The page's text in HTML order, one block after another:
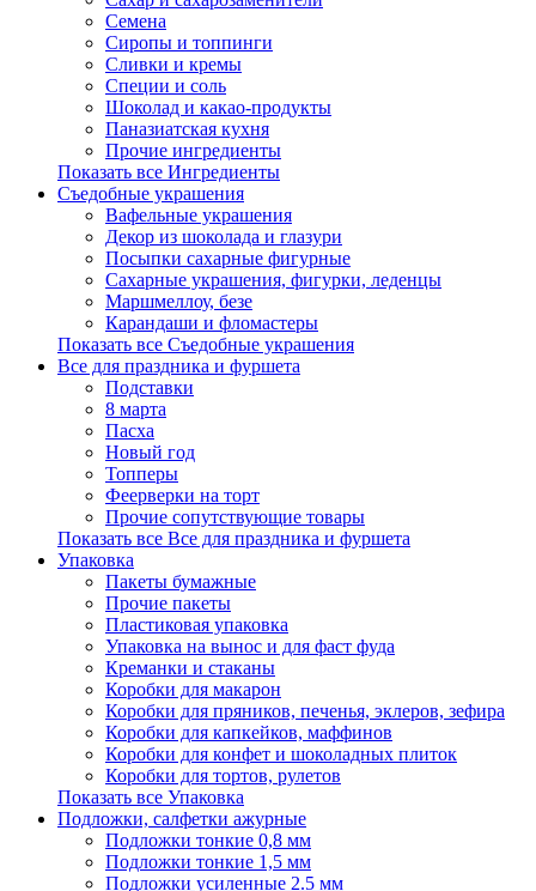
Семена
Сиропы и топпинги
Сливки и кремы
Специи и соль
Шоколад и какао-продукты
Паназиатская кухня
Прочие ингредиенты
Показать все Ингредиенты
Съедобные украшения
Вафельные украшения
Декор из шоколада и глазури
Посыпки сахарные фигурные
Сахарные украшения, фигурки, леденцы
Маршмеллоу, безе
Карандаши и фломастеры
Показать все Съедобные украшения
Все для праздника и фуршета
Подставки
8 марта
Пасха
Новый год
Топперы
Феерверки на торт
Прочие сопутствующие товары
Показать все Все для праздника и фуршета
Упаковка
Пакеты бумажные
Прочие пакеты
Пластиковая упаковка
Упаковка на вынос и для фаст фуда
Креманки и стаканы
Коробки для макарон
Коробки для пряников, печенья, эклеров, зефира
Коробки для капкейков, маффинов
Коробки для конфет и шоколадных плиток
Коробки для тортов, рулетов
Показать все Упаковка
Подложки, салфетки ажурные
Подложки тонкие 0,8 мм
Подложки тонкие 1,5 мм
Подложки усиленные 2.5 мм